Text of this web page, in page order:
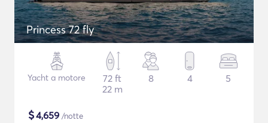
Princess 72 fly
Yacht a motore
72 ft
22 m
8 4 5
$4,659 /notte